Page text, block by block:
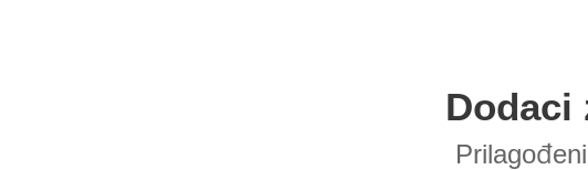
Dodaci